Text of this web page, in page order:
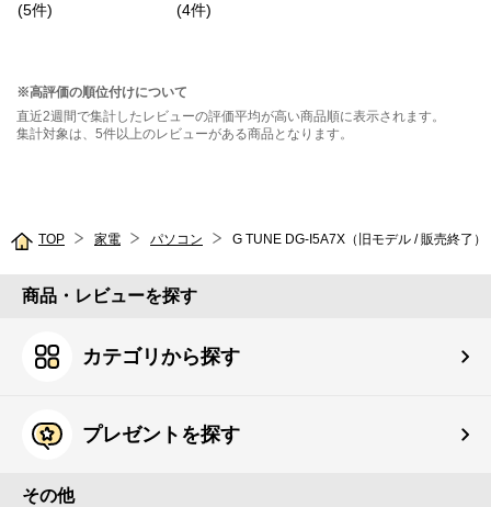
(5件)
(4件)
※高評価の順位付けについて
直近2週間で集計したレビューの評価平均が高い商品順に表示されます。
集計対象は、5件以上のレビューがある商品となります。
TOP 家電 パソコン G TUNE DG-I5A7X（旧モデル / 販売終了）
商品・レビューを探す
カテゴリから探す
プレゼントを探す
その他